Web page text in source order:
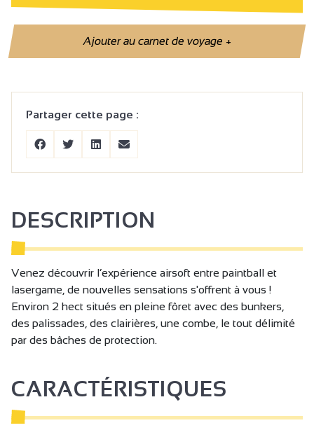
Ajouter au carnet de voyage+
Partager cette page :
DESCRIPTION
Venez découvrir l’expérience airsoft entre paintball et
lasergame, de nouvelles sensations s'offrent à vous !
Environ 2 hect situés en pleine fôret avec des bunkers,
des palissades, des clairières, une combe, le tout délimité
par des bâches de protection.
CARACTÉRISTIQUES